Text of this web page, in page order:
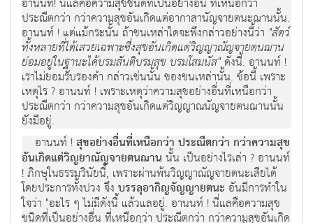
ประณีตกว่า กว่าความสุขอันเกิดแต่อากาสานัญจายตนะฌานนั้น.
อานนท์ ! แต่แม้กระนั้น ถ้าชนเหล่าใดจะพึงกล่าวอย่างนี้ว่า "สัตว์
ทั้งหลายที่ได้เสวยเฉพาะซึ่งสุขอันเกิดแต่วิญญาณัญจายตนฌาน
ย่อมอยู่ในฐานะได้บรมสันติบรมสุข บรมโสมนัส"ดังนี้. อานนท์ !
เราไม่ยอมรับรองคำ กล่าวเช่นนั้น ของชนเหล่านั้น. ข้อนี้ เพราะ
เหตุไร ? อานนท์ ! เพราะเหตุว่าความสุขอย่างอื่นที่เหนือกว่า
ประณีตกว่า กว่าความสุขอันเกิดแต่วิญญาณนัญจายตนฌานนั้น
ยังมีอยู่.
อานนท์ !สุขอย่างอื่นที่เหนือกว่า ประณีตกว่า กว่าความสุข
อันเกิดแต่วิญยาณัญจายตนฌาน นั้น เป็นอย่างไรเล่า ? อานนท์
! ภิกษุในธรรมวินัยนี้, เพราะผ่านพ้นวิญญาณัญจายตนะเสียได้
โดยประการทั้งปวง จึงบรรลุอากิญจัญญายตนะ อันมีการทำใน
ใจว่า "อะไร ๆ ไม่มีดังนี้ แล้วแลอยู่. อานนท์ ! นี่แลคือความสุข
ชนิดที่เป็นอย่างอื่น ที่เหนือกว่า ประณีตกว่า กว่าความสุขอันเกิด